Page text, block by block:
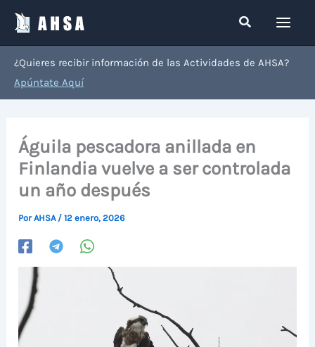
contenido
Buscar
¿Quieres recibir información de las Actividades de AHSA?
Apúntate Aquí
Águila pescadora anillada en
Finlandia vuelve a ser controlada
un año después
PorAHSA /12 enero, 2026